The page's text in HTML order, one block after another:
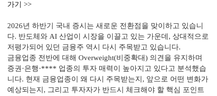
가기 >>
2026년 하반기 국내 증시는 새로운 전환점을 맞이하고 있습니
다. 반도체와 AI 산업이 시장을 이끌고 있는 가운데, 상대적으로
저평가되어 있던 금융주 역시 다시 주목받고 있습니다.
금융업종 전반에 대해 Overweight(비중확대) 의견을 유지하며
증권·은행·**** 업종의 투자 매력이 높아지고 있다고 분석했습
니다. 현재 금융업종이 왜 다시 주목받는지, 앞으로 어떤 변화가
예상되는지, 그리고 투자자가 반드시 체크해야 할 핵심 포인트